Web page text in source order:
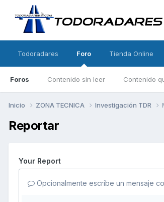
Todoradares Foro
Foros Contenido sin leer Contenido
Tienda Online
Inicio ZONA TECNICA Investigación TDR
Reportar
Your Report
Opcionalmente escribe un mensaje